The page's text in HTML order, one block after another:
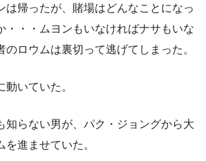
は帰ったが、賭場はどんなことになっ
・・・ムヨンもいなければナサもいな
のロウムは裏切って逃げてしまった。
いていた。
知らない男が、パク・ジョングから大
進ませていた。